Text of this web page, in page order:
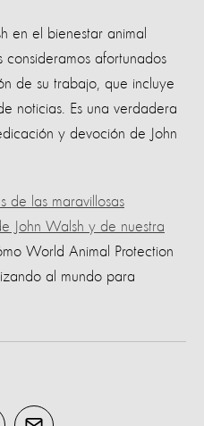
en el bienestar animal
afortunados
de su trabajo, que incluye
noticias. Es una verdadera
y devoción de John
de las maravillosas
John Walsh y de nuestra
World Animal Protection
al mundo para